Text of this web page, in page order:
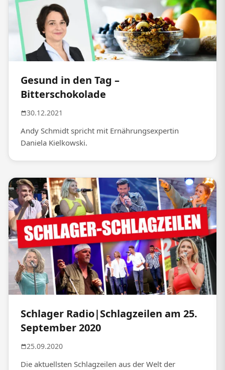
Gesund in den Tag –
Bitterschokolade
30.12.2021
Andy Schmidt spricht mit Ernährungsexpertin
Daniela Kielkowski.
Schlager Radio|Schlagzeilen am 25.
September 2020
25.09.2020
Die aktuellsten Schlagzeilen aus der Welt der